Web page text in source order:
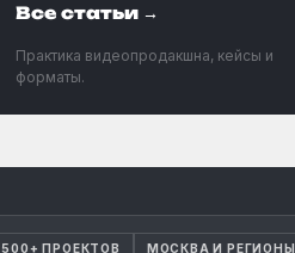
Все статьи →
Практика видеопродакшна, кейсы и
форматы.
500+ ПРОЕКТОВ МОСКВА И РЕГИОНЫ